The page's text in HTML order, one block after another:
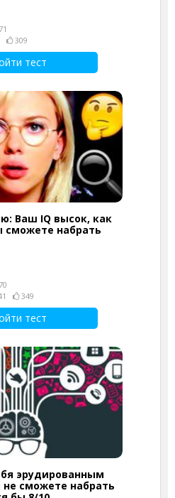
309
тест
Ваш IQ высок, как
сможете набрать
349
тест
эрудированным
не сможете набрать